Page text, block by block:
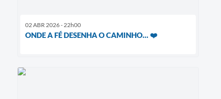
02 ABR 2026 - 22h00
ONDE A FÉ DESENHA O CAMINHO... ❤️